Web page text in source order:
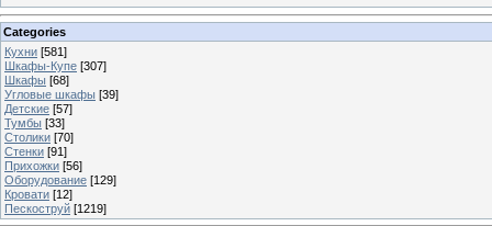
Categories
Кухни [581]
Шкафы-Купе [307]
Шкафы [68]
Угловые шкафы [39]
Детские [57]
Тумбы [33]
Столики [70]
Стенки [91]
Прихожки [56]
Оборудование [129]
Кровати [12]
Пескоструй [1219]